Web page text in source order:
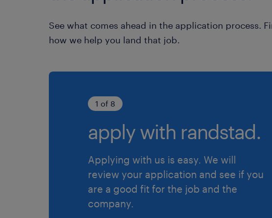
See what comes ahead in the application process.
how we help you land that job.
1 of 8
apply with randstad.
Applying with us is easy. We will
review your application and see if you
are a good fit for the job and the
company.